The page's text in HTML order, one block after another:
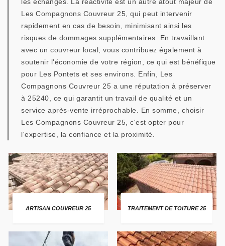
Les Compagnons Couvreur 25, qui peut intervenir
rapidement en cas de besoin, minimisant ainsi les
risques de dommages supplémentaires. En travaillant
avec un couvreur local, vous contribuez également à
soutenir l'économie de votre région, ce qui est bénéfique
pour Les Pontets et ses environs. Enfin, Les
Compagnons Couvreur 25 a une réputation à préserver
à 25240, ce qui garantit un travail de qualité et un
service après-vente irréprochable. En somme, choisir
Les Compagnons Couvreur 25, c'est opter pour
l'expertise, la confiance et la proximité.
ARTISAN COUVREUR 25 TRAITEMENT DE TOITURE 25